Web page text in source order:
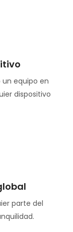
equipo en
dispositivo
parte del